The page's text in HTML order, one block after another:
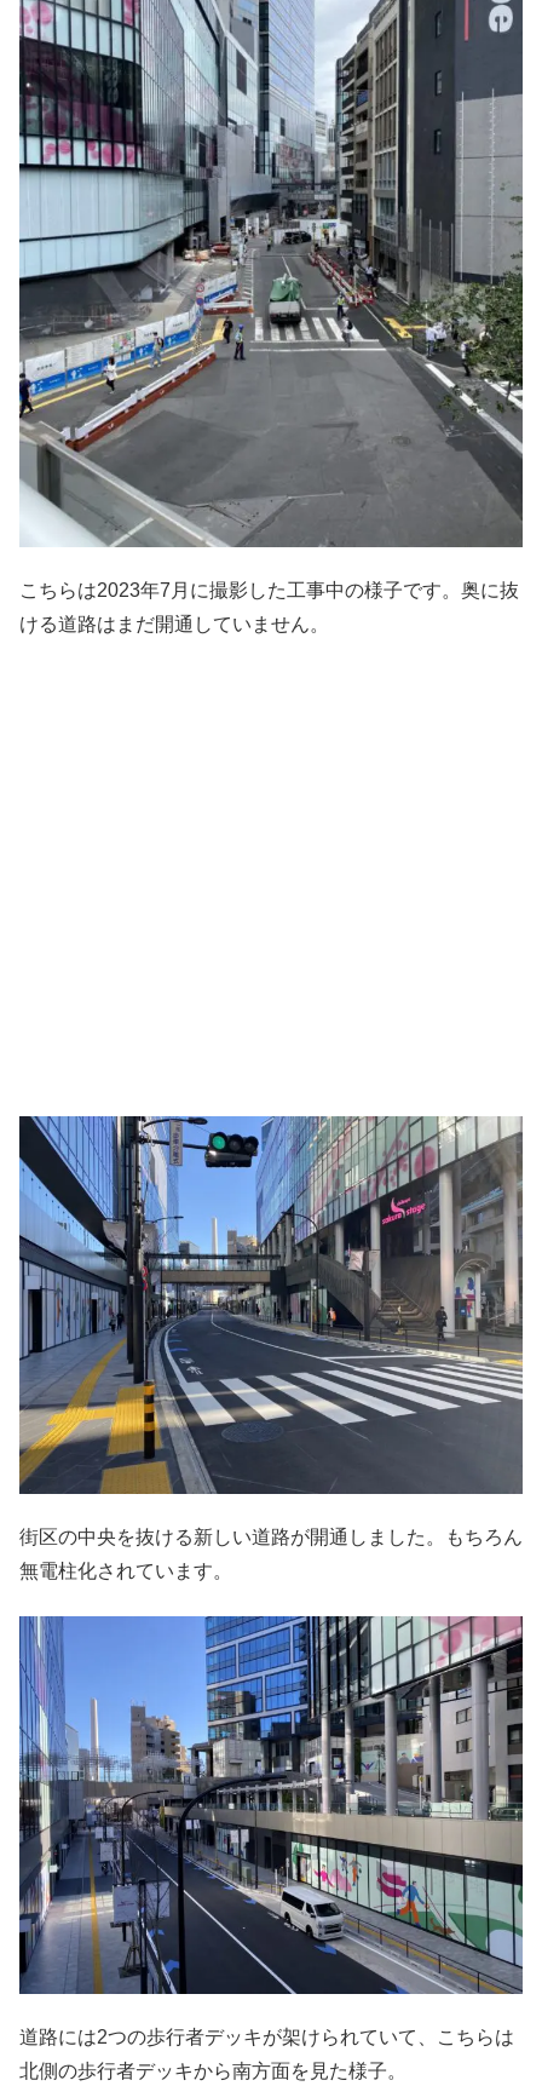
こちらは2023年7月に撮影した工事中の様子です。奥に抜
ける道路はまだ開通していません。
街区の中央を抜ける新しい道路が開通しました。もちろん
無電柱化されています。
道路には2つの歩行者デッキが架けられていて、こちらは
北側の歩行者デッキから南方面を見た様子。